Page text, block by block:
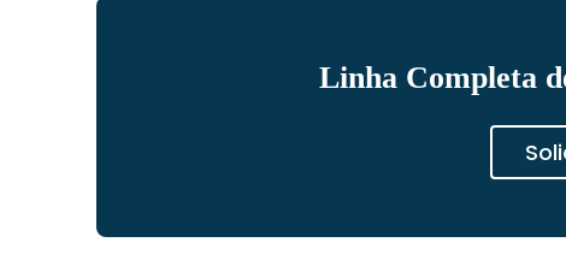
Linha Completa